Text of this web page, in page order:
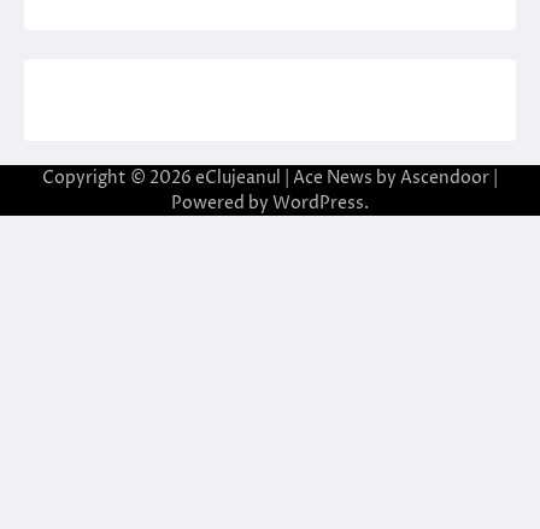
Copyright © 2026 eClujeanul | Ace News by Ascendoor
Powered by WordPress.